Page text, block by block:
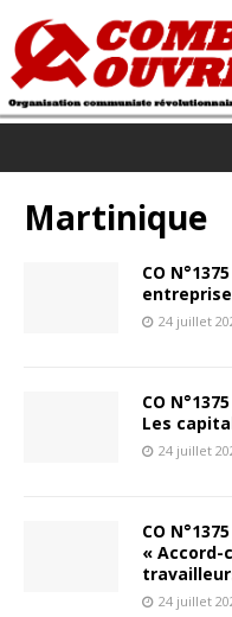
Martinique
CO
24 juillet
CO
Les
24 juillet
CO
«
24 juillet